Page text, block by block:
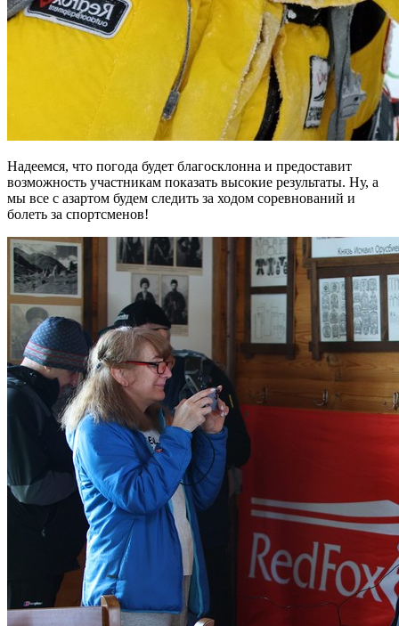
Надеемся, что погода будет благосклонна и предоставит
возможность участникам показать высокие результаты. Ну, а
мы все с азартом будем следить за ходом соревнований и
болеть за спортсменов!